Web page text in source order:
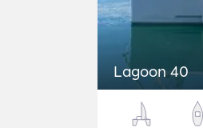
Lagoon 40